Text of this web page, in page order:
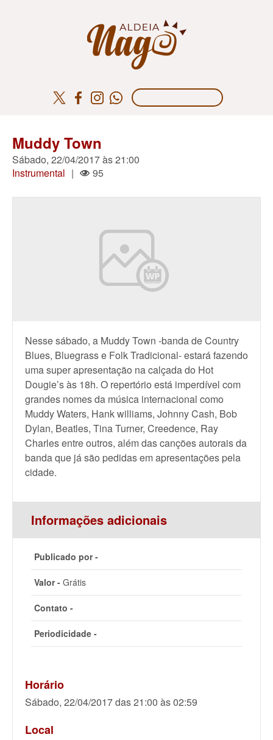
Muddy Town
Sábado, 22/04/2017 às 21:00
Instrumental | 95
Nesse sábado, a Muddy Town -banda de Country
Blues, Bluegrass e Folk Tradicional- estará fazendo
uma super apresentação na calçada do Hot
Dougie’s às 18h. O repertório está imperdível com
grandes nomes da música internacional como
Muddy Waters, Hank williams, Johnny Cash, Bob
Dylan, Beatles, Tina Turner, Creedence, Ray
Charles entre outros, além das canções autorais da
banda que já são pedidas em apresentações pela
cidade.
Informações adicionais
Publicado por -
Valor - Grátis
Contato -
Periodicidade -
Horário
Sábado, 22/04/2017 das 21:00 às 02:59
Local